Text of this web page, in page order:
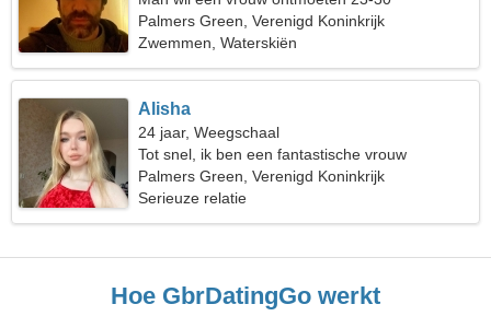
Palmers Green, Verenigd Koninkrijk
Zwemmen, Waterskiën
Alisha
24 jaar, Weegschaal
Tot snel, ik ben een fantastische vrouw
Palmers Green, Verenigd Koninkrijk
Serieuze relatie
Hoe GbrDatingGo werkt